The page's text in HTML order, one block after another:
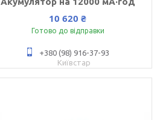
10 620 ₴
Готово до відправки
+380 (98) 916-37-93
Київстар